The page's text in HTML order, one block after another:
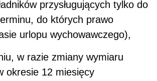
przysługujących tylko do
do których prawo
urlopu wychowawczego),
w razie zmiany wymiaru
okresie 12 miesięcy